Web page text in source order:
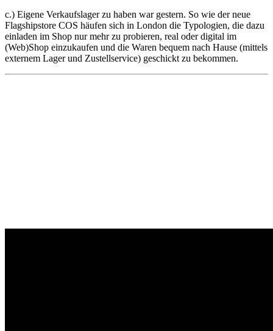
c.) Eigene Verkaufslager zu haben war gestern. So wie der neue
Flagshipstore COS häufen sich in London die Typologien, die dazu
einladen im Shop nur mehr zu probieren, real oder digital im
(Web)Shop einzukaufen und die Waren bequem nach Hause (mittels
externem Lager und Zustellservice) geschickt zu bekommen.